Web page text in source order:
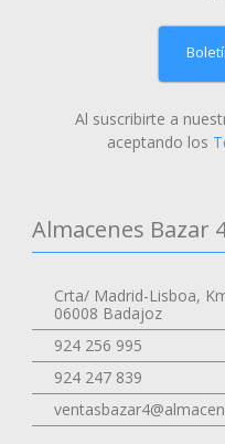
Al suscribirte a
aceptando los
Almacenes Bazar
Crta/ Madrid-Lisboa,
06008 Badajoz
924 256 995
924 247 839